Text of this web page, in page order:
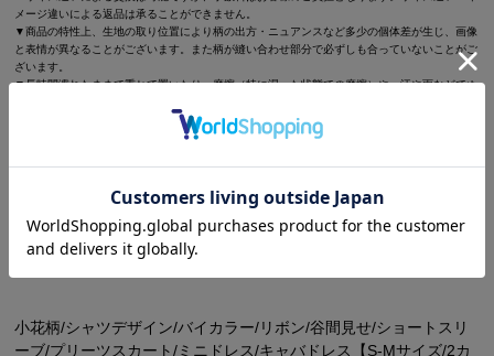
メージ違いによる返品は承ることができません。
▼商品の特性上、生地の取り位置により柄の出方・ニュアンスなど多少の個体差が生じ、画像
と表情が異なることがございます。また柄が縫い合わせ部分で必ずしも合っていないことがご
ざいます。
▼長時間濡れたままで重ねて置いたり、摩擦（特に湿った状態での摩擦）や、汗や雨などでぬ
ご使用方法やご使用環境によって色移りをする可能性がございます。その際の責任は負いかね
くことをおすすめいたします。
◆採寸・size表記について